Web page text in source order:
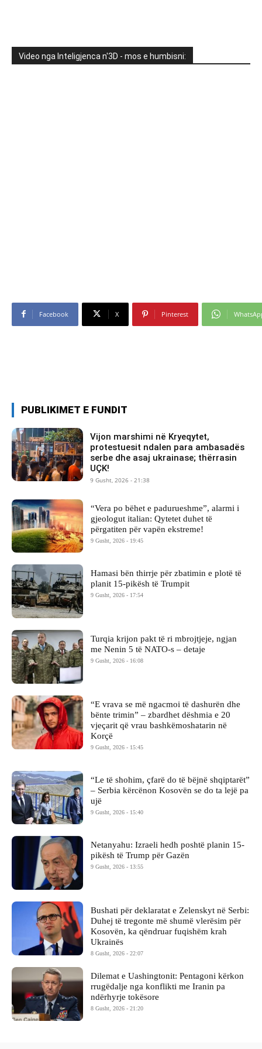
Video nga Inteligjenca n'3D - mos e humbisni:
Facebook X Pinterest
PUBLIKIMET E FUNDIT
Vijon marshimi në Kryeqytet,
protestuesit ndalen para ambasadës
serbe dhe asaj ukrainase; thërrasin
UÇK!
9 Gusht, 2026 - 21:38
“Vera po bëhet e padurueshme”, alarmi i
gjeologut italian: Qytetet duhet të
përgatiten për vapën ekstreme!
9 Gusht, 2026 - 19:45
Hamasi bën thirrje për zbatimin e plotë të
planit 15-pikësh të Trumpit
9 Gusht, 2026 - 17:54
Turqia krijon pakt të ri mbrojtjeje, ngjan
me Nenin 5 të NATO-s – detaje
9 Gusht, 2026 - 16:08
“E vrava se më ngacmoi të dashurën dhe
bënte trimin” – zbardhet dëshmia e 20
vjeçarit që vrau bashkëmoshatarin në
Korçë
9 Gusht, 2026 - 15:45
“Le të shohim, çfarë do të bëjnë shqiptarët”
– Serbia kërcënon Kosovën se do ta lejë pa
ujë
9 Gusht, 2026 - 15:40
Netanyahu: Izraeli hedh poshtë planin 15-
pikësh të Trump për Gazën
9 Gusht, 2026 - 13:55
Bushati për deklaratat e Zelenskyt në Serbi:
Duhej të tregonte më shumë vlerësim për
Kosovën, ka qëndruar fuqishëm krah
Ukrainës
8 Gusht, 2026 - 22:07
Dilemat e Uashingtonit: Pentagoni kërkon
rrugëdalje nga konflikti me Iranin pa
ndërhyrje tokësore
8 Gusht, 2026 - 21:20